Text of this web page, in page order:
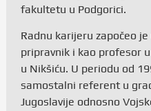
fakultetu u Podgorici.
Radnu karijeru započeo
pripravnik i kao profesor
u Nikšiću. U periodu od
samostalni referent u
Jugoslavije odnosno